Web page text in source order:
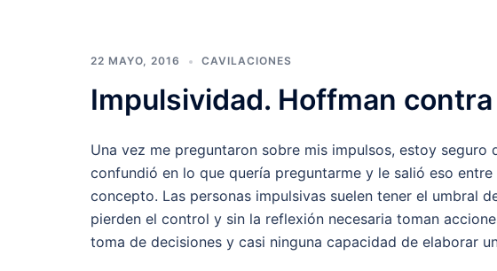
22 MAYO, 2016 CAVILACIONES
Impulsividad. Hoffman
Una vez me preguntaron sobre mis impulsos, estoy seguro
confundió en lo que quería preguntarme y le salió eso
concepto. Las personas impulsivas suelen tener el umbral
pierden el control y sin la reflexión necesaria toman
toma de decisiones y casi ninguna capacidad de elaborar